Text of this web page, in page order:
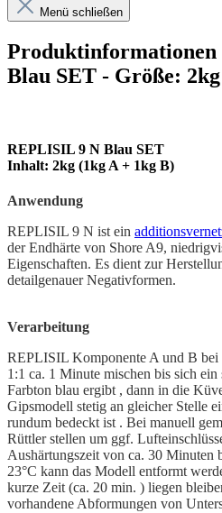
Menü schließen
Blau SET - Größe:
REPLISIL 9 N Blau SET
Inhalt: 2kg (1kg A + 1kg B)
Anwendung
REPLISIL 9 N ist ein
der Endhärte von Shore A9,
Eigenschaften. Es dient zur
detailgenauer Negativformen.
Verarbeitung
REPLISIL Komponente A und B bei
1:1 ca. 1 Minute mischen bis sich
Farbton blau ergibt , dann in die
Gipsmodell stetig an gleicher Stelle
rundum bedeckt ist . Bei manuell
Rüttler stellen um ggf.
Aushärtungszeit von ca. 30 Minuten
23°C kann das Modell entformt
kurze Zeit (ca. 20 min. ) liegen
vorhandene Abformungen von